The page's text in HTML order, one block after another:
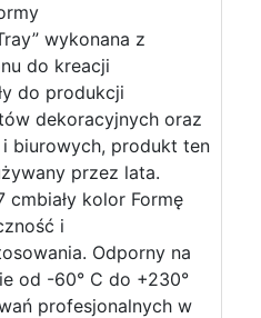
wykonana z
do kreacji
do ​​produkcji
dekoracyjnych oraz
biurowych, produkt ten
przez lata.
cmbiały kolor Formę
i
Odporny na
od -60° C do +230°
profesjonalnych w